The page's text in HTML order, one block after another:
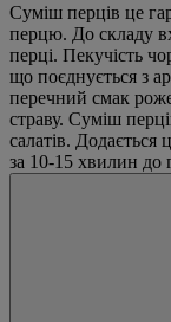
Суміш перців це
перцю. До складу
перці. Пекучість
що поєднується з
перечний смак
страву. Суміш
салатів.
за 10-15 хвилин до